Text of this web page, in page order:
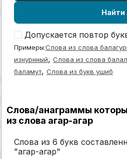
Найти
Допускается повтор
Примеры:Слова из слова
изнурнный, Слова из слова
баламут, Слова из букв ушиб
Слова/анаграммы
из слова агар-агар
Слова из 6 букв
"агар-агар"